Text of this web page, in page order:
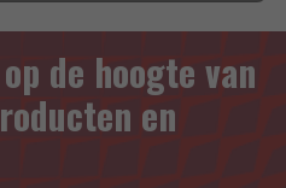
de hoogte van
en